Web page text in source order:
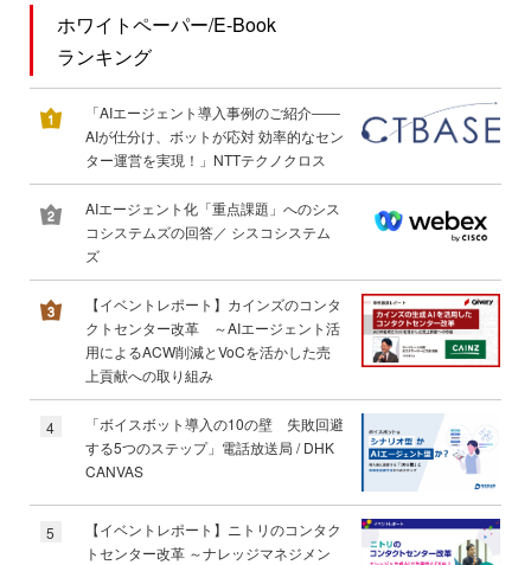
ホワイトペーパー/E-Book
ランキング
「AIエージェント導入事例のご紹介――
AIが仕分け、ボットが応対 効率的なセン
ター運営を実現！」NTTテクノクロス
AIエージェント化「重点課題」へのシス
コシステムズの回答／ シスコシステム
ズ
【イベントレポート】カインズのコンタ
クトセンター改革 ～AIエージェント活
用によるACW削減とVoCを活かした売
上貢献への取り組み
4
「ボイスボット導入の10の壁 失敗回避
する5つのステップ」電話放送局 / DHK
CANVAS
5
【イベントレポート】ニトリのコンタク
トセンター改革 ～ナレッジマネジメン